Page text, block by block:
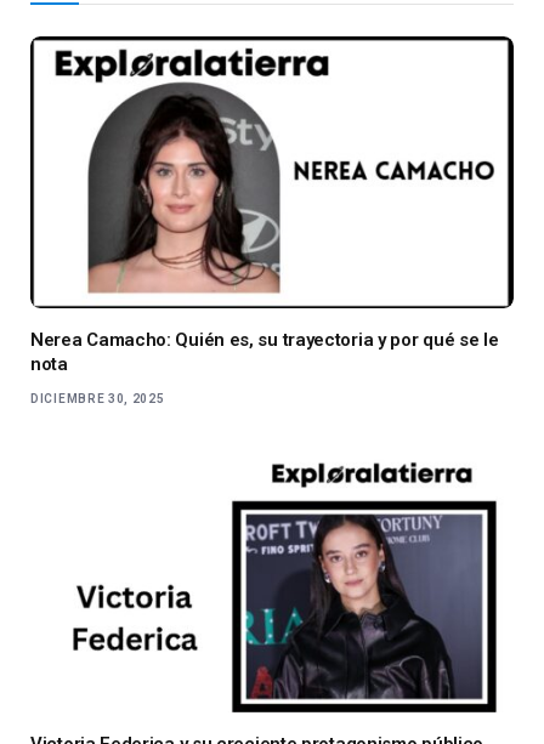
Nerea Camacho: Quién es, su trayectoria y por qué se le
nota
DICIEMBRE 30, 2025